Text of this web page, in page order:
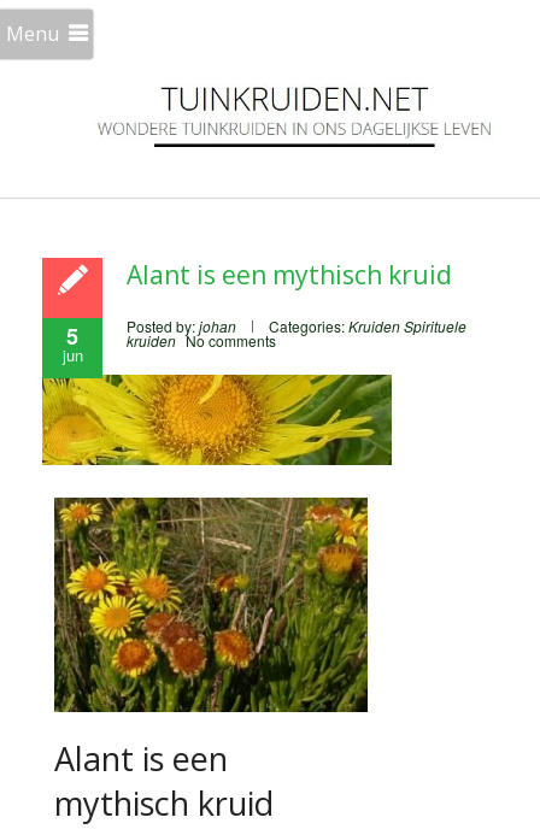
Menu
5
jun
Alant is een mythisch kruid
Posted by:johan Categories:KruidenSpirituele
kruiden No comments
Alant is een
mythisch kruid